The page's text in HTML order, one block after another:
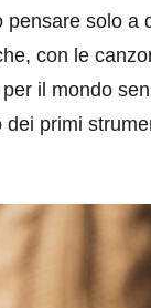
pensare solo a
con le
il mondo
primi